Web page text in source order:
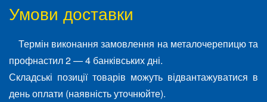
Умови доставки
Термін виконання замовлення на металочерепицю та
профнастил 2 — 4 банківських дні.
Складські позиції товарів можуть відвантажуватися в
день оплати (наявність уточнюйте).